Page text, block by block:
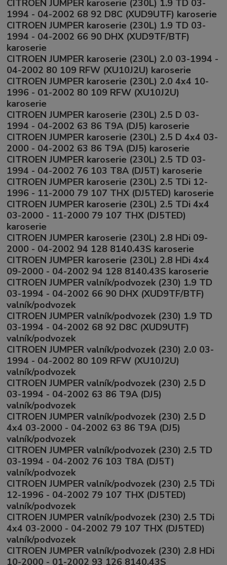
CITROEN JUMPER karoserie (230L) 1.9 TD 03-
1994 - 04-2002 68 92 D8C (XUD9UTF) karoserie
CITROEN JUMPER karoserie (230L) 1.9 TD 03-
1994 - 04-2002 66 90 DHX (XUD9TF/BTF)
karoserie
CITROEN JUMPER karoserie (230L) 2.0 03-1994 -
04-2002 80 109 RFW (XU10J2U) karoserie
CITROEN JUMPER karoserie (230L) 2.0 4x4 10-
1996 - 01-2002 80 109 RFW (XU10J2U)
karoserie
CITROEN JUMPER karoserie (230L) 2.5 D 03-
1994 - 04-2002 63 86 T9A (DJ5) karoserie
CITROEN JUMPER karoserie (230L) 2.5 D 4x4 03-
2000 - 04-2002 63 86 T9A (DJ5) karoserie
CITROEN JUMPER karoserie (230L) 2.5 TD 03-
1994 - 04-2002 76 103 T8A (DJ5T) karoserie
CITROEN JUMPER karoserie (230L) 2.5 TDi 12-
1996 - 11-2000 79 107 THX (DJ5TED) karoserie
CITROEN JUMPER karoserie (230L) 2.5 TDi 4x4
03-2000 - 11-2000 79 107 THX (DJ5TED)
karoserie
CITROEN JUMPER karoserie (230L) 2.8 HDi 09-
2000 - 04-2002 94 128 8140.43S karoserie
CITROEN JUMPER karoserie (230L) 2.8 HDi 4x4
09-2000 - 04-2002 94 128 8140.43S karoserie
CITROEN JUMPER valník/podvozek (230) 1.9 TD
03-1994 - 04-2002 66 90 DHX (XUD9TF/BTF)
valník/podvozek
CITROEN JUMPER valník/podvozek (230) 1.9 TD
03-1994 - 04-2002 68 92 D8C (XUD9UTF)
valník/podvozek
CITROEN JUMPER valník/podvozek (230) 2.0 03-
1994 - 04-2002 80 109 RFW (XU10J2U)
valník/podvozek
CITROEN JUMPER valník/podvozek (230) 2.5 D
03-1994 - 04-2002 63 86 T9A (DJ5)
valník/podvozek
CITROEN JUMPER valník/podvozek (230) 2.5 D
4x4 03-2000 - 04-2002 63 86 T9A (DJ5)
valník/podvozek
CITROEN JUMPER valník/podvozek (230) 2.5 TD
03-1994 - 04-2002 76 103 T8A (DJ5T)
valník/podvozek
CITROEN JUMPER valník/podvozek (230) 2.5 TDi
12-1996 - 04-2002 79 107 THX (DJ5TED)
valník/podvozek
CITROEN JUMPER valník/podvozek (230) 2.5 TDi
4x4 03-2000 - 04-2002 79 107 THX (DJ5TED)
valník/podvozek
CITROEN JUMPER valník/podvozek (230) 2.8 HDi
10-2000 - 01-2002 93 126 8140.43S